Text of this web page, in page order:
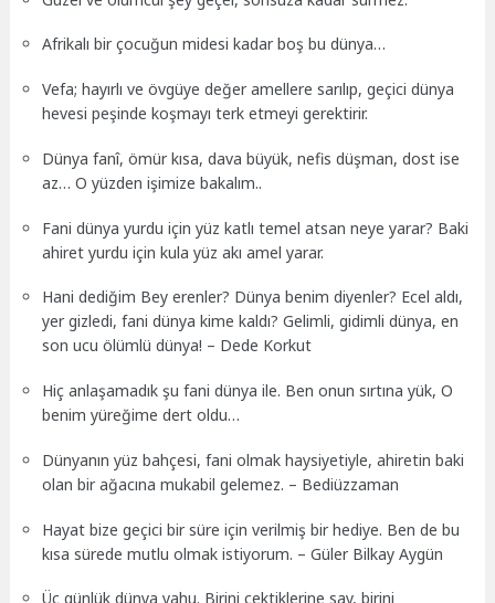
Afrikalı bir çocuğun midesi kadar boş bu dünya…
Vefa; hayırlı ve övgüye değer amellere sarılıp, geçici dünya
hevesi peşinde koşmayı terk etmeyi gerektirir.
Dünya fanî, ömür kısa, dava büyük, nefis düşman, dost ise
az… O yüzden işimize bakalım..
Fani dünya yurdu için yüz katlı temel atsan neye yarar? Baki
ahiret yurdu için kula yüz akı amel yarar.
Hani dediğim Bey erenler? Dünya benim diyenler? Ecel aldı,
yer gizledi, fani dünya kime kaldı? Gelimli, gidimli dünya, en
son ucu ölümlü dünya! – Dede Korkut
Hiç anlaşamadık şu fani dünya ile. Ben onun sırtına yük, O
benim yüreğime dert oldu…
Dünyanın yüz bahçesi, fani olmak haysiyetiyle, ahiretin baki
olan bir ağacına mukabil gelemez. – Bediüzzaman
Hayat bize geçici bir süre için verilmiş bir hediye. Ben de bu
kısa sürede mutlu olmak istiyorum. – Güler Bilkay Aygün
Üç günlük dünya yahu. Birini çektiklerine say, birini